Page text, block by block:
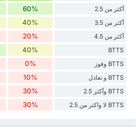
أكثر من 2.5 60%
أكثر من 3.5 40%
أكثر من 4.5 20%
BTTS
40%
BTTS وفوز 0%
BTTS و تعادل 10%
BTTS وأكثر 2.5 30%
BTTS لا واكثر من 2.5 30%